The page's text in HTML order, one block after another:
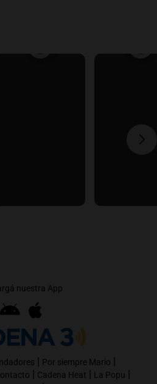
nuestra App
| Por siempre Mario |
| Cadena Heat | La Popu |